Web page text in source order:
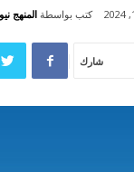
كتب بواسطةالمنهج
شارك